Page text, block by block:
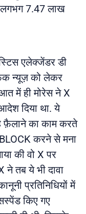
लगभग 7.47 लाख
एलेक्जेंडर डी
न्यूज़ को लेकर
में ही मोरेस ने X
दिया था. ये
का काम करते
करने से मना
की वो X पर
तब ये भी दावा
प्रतिनिधियों में
किए गए